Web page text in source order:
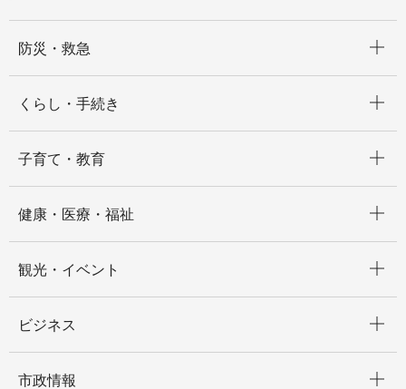
防災・救急
くらし・手続き
子育て・教育
健康・医療・福祉
観光・イベント
ビジネス
市政情報